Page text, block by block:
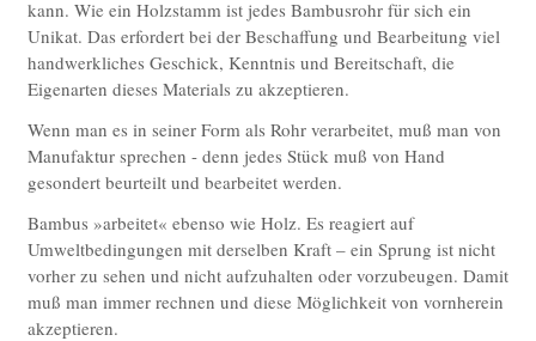
kann. Wie ein Holzstamm ist jedes Bambusrohr für sich ein
Unikat. Das erfordert bei der Beschaffung und Bearbeitung viel
handwerkliches Geschick, Kenntnis und Bereitschaft, die
Eigenarten dieses Materials zu akzeptieren.
Wenn man es in seiner Form als Rohr verarbeitet, muß man von
Manufaktur sprechen - denn jedes Stück muß von Hand
gesondert beurteilt und bearbeitet werden.
Bambus »arbeitet« ebenso wie Holz. Es reagiert auf
Umweltbedingungen mit derselben Kraft – ein Sprung ist nicht
vorher zu sehen und nicht aufzuhalten oder vorzubeugen. Damit
muß man immer rechnen und diese Möglichkeit von vornherein
akzeptieren.